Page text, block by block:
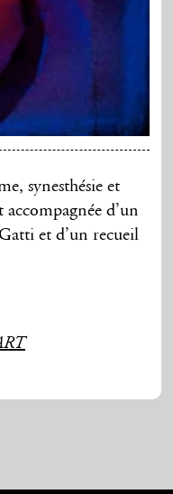
synesthésie et
accompagnée d’un
et d’un recueil